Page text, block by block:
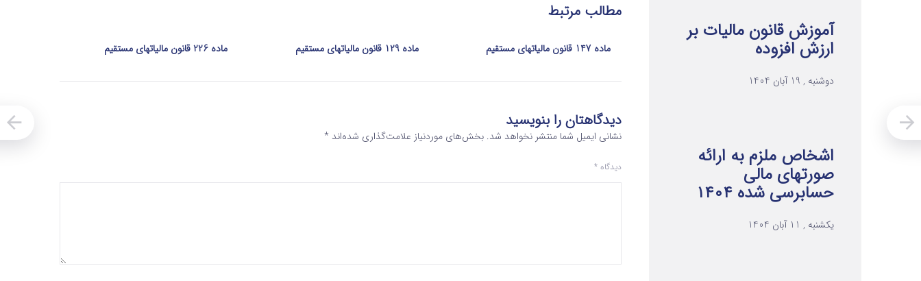
مطالب مرتبط
ماده 226 قانون مالیاتهای مستقیم ماده 129 قانون مالیاتهای مستقیم ماده 147 قانون مالیاتهای مستقیم
دیدگاهتان را بنویسید
نشانی ایمیل شما منتشر نخواهد شد. بخش‌های موردنیاز علامت‌گذاری شده‌اند *
دیدگاه *
آموزش قانون مالیات بر
ارزش افزوده
دوشنبه , 19 آبان 1404
اشخاص ملزم به ارائه
صورتهای مالی
حسابرسی شده ۱۴۰۴
یکشنبه , 11 آبان 1404